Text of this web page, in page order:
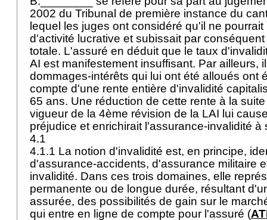
2002 du Tribunal de première instance du
lequel les juges ont considéré qu'il ne
d'activité lucrative et subissait par
totale. L'assuré en déduit que le taux
AI est manifestement insuffisant. Par ailleurs,
dommages-intérêts qui lui ont été alloués ont
compte d'une rente entière d'invalidité
65 ans. Une réduction de cette rente à la
vigueur de la 4ème révision de la LAI lui
préjudice et enrichirait l'assurance-invalidité
4.1
4.1.1 La notion d'invalidité est, en principe,
d'assurance-accidents, d'assurance militaire
invalidité. Dans ces trois domaines, elle
permanente ou de longue durée, résultant
assurée, des possibilités de gain sur le
qui entre en ligne de compte pour l'assuré (